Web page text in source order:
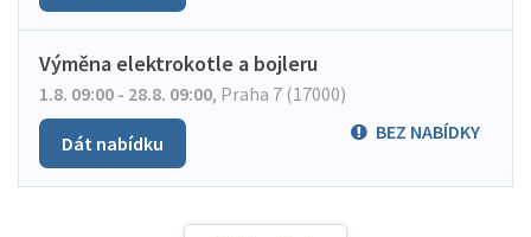
Výměna elektrokotle a bojleru
1.8. 09:00 - 28.8. 09:00, Praha 7 (17000)
BEZ NABÍDKY
Dát nabídku